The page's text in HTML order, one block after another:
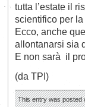
tutta l’estate il
scientifico per
Ecco, anche
allontanarsi sia
E non sarà il
(da TPI)
This entry was posted